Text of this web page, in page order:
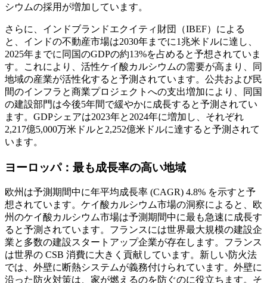
シウムの採用が増加しています。
さらに、インドブランドエクイティ財団（IBEF）による
と、インドの不動産市場は2030年までに1兆米ドルに達し、
2025年までに同国のGDPの約13%を占めると予想されていま
す。これにより、活性ケイ酸カルシウムの需要が高まり、同
地域の産業が活性化すると予測されています。公共および民
間のインフラと商業プロジェクトへの支出増加により、同国
の建設部門は今後5年間で緩やかに成長すると予測されてい
ます。GDPシェアは2023年と2024年に増加し、それぞれ
2,217億5,000万米ドルと2,252億米ドルに達すると予測されて
います。
ヨーロッパ：最も成長率の高い地域
欧州は予測期間中に年平均成長率 (CAGR) 4.8% を示すと予
想されています。ケイ酸カルシウム市場の洞察によると、欧
州のケイ酸カルシウム市場は予測期間中に最も急速に成長す
ると予測されています。フランスには世界最大規模の建設企
業と多数の建設スタートアップ企業が存在します。フランス
は世界の CSB 消費に大きく貢献しています。新しい防火法
では、外壁に断熱システムが義務付けられています。外壁に
沿った防火対策は、家が燃えるのを防ぐのに役立ちます。そ